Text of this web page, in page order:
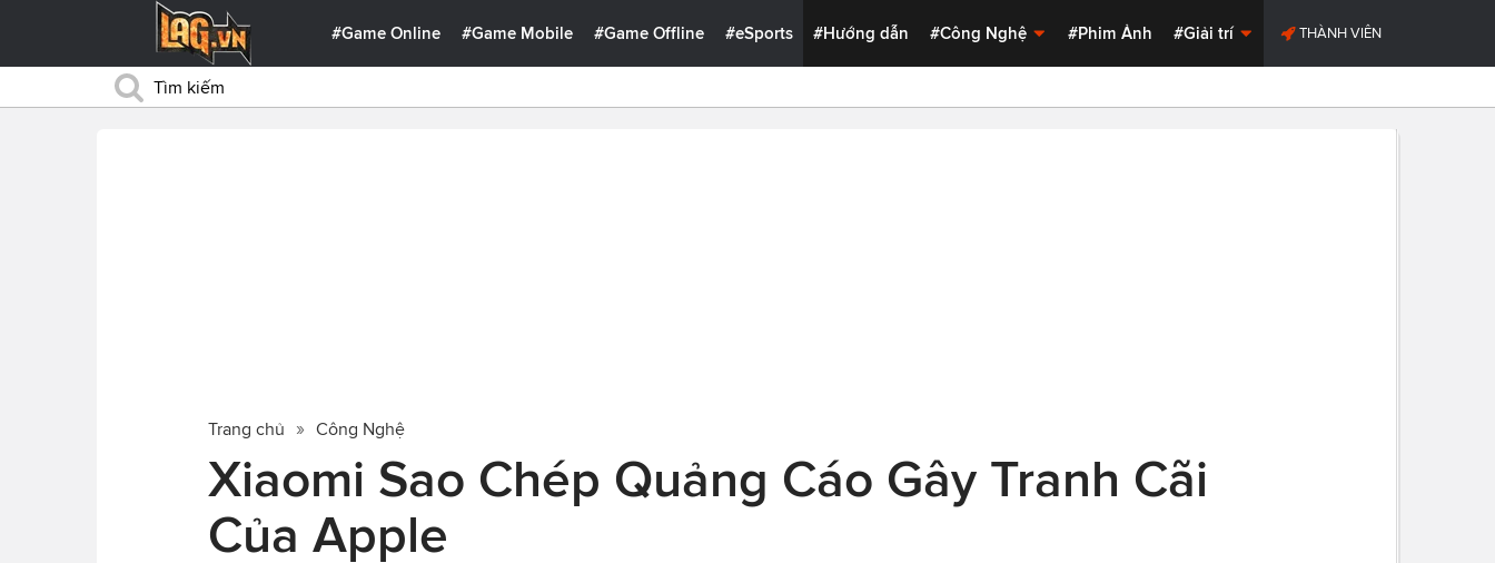
#Game Online #Game Mobile #Game Offline #eSports #Hướng dẫn #Công Nghệ #Phim Ảnh #Giải trí THÀNH VIÊN
Trang chủ Công Nghệ
Xiaomi Sao Chép Quảng Cáo Gây Tranh Cãi
Của Apple